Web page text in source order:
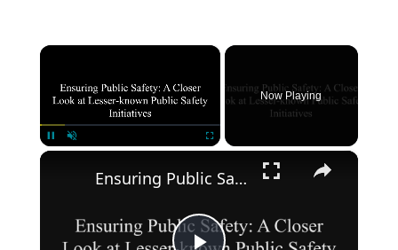
×
Now Playing
×
Ensuring Public Safety: A Closer Look at Lesser-known Public Safety Initiatives